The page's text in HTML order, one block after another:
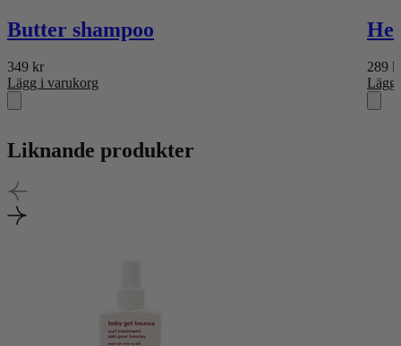
Butter shampoo
349 kr
Lägg i varukorg
289
Lägg
Liknande produkter